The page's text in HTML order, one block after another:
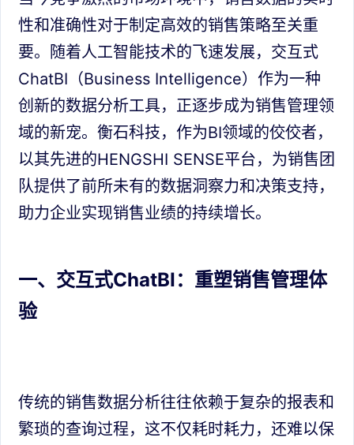
性和准确性对于制定高效的销售策略至关重
要。随着人工智能技术的飞速发展，交互式
ChatBI（Business Intelligence）作为一种
创新的数据分析工具，正逐步成为销售管理领
域的新宠。衡石科技，作为BI领域的佼佼者，
以其先进的HENGSHI SENSE平台，为销售团
队提供了前所未有的数据洞察力和决策支持，
助力企业实现销售业绩的持续增长。
一、交互式ChatBI：重塑销售管理体
验
传统的销售数据分析往往依赖于复杂的报表和
繁琐的查询过程，这不仅耗时耗力，还难以保